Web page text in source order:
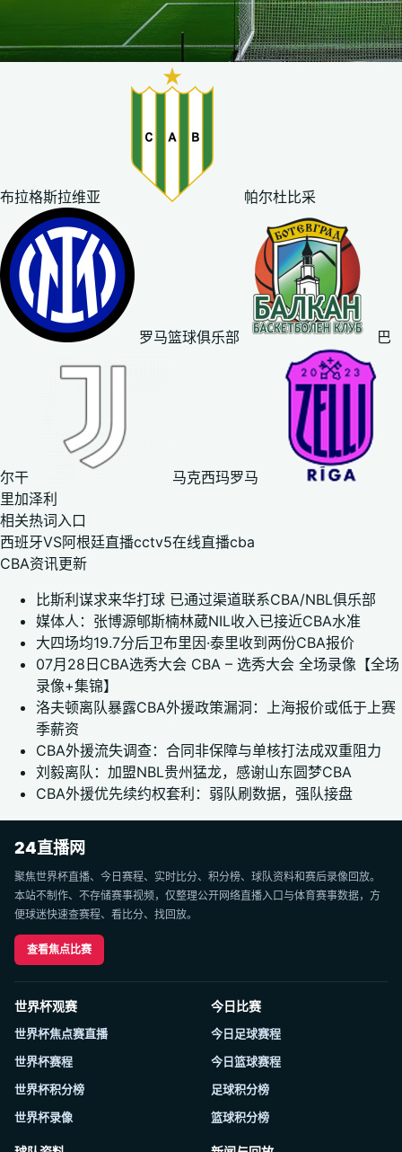
布拉格斯拉维亚 帕尔杜比采
罗马篮球俱乐部 巴
尔干
马克西玛罗马
里加泽利
相关热词入口
西班牙VS阿根廷直播cctv5在线直播cba
CBA资讯更新
比斯利谋求来华打球 已通过渠道联系CBA/NBL俱乐部
媒体人：张博源郇斯楠林葳NIL收入已接近CBA水准
大四场均19.7分后卫布里因·泰里收到两份CBA报价
07月28日CBA选秀大会 CBA – 选秀大会 全场录像【全场
录像+集锦】
洛夫顿离队暴露CBA外援政策漏洞：上海报价或低于上赛
季薪资
CBA外援流失调查：合同非保障与单核打法成双重阻力
刘毅离队：加盟NBL贵州猛龙，感谢山东圆梦CBA
CBA外援优先续约权套利：弱队刷数据，强队接盘
24直播网
聚焦世界杯直播、今日赛程、实时比分、积分榜、球队资料和赛后录像回放。
本站不制作、不存储赛事视频，仅整理公开网络直播入口与体育赛事数据，方
便球迷快速查赛程、看比分、找回放。
查看焦点比赛
世界杯观赛
世界杯焦点赛直播
世界杯赛程
世界杯积分榜
世界杯录像
今日比赛
今日足球赛程
今日篮球赛程
足球积分榜
篮球积分榜